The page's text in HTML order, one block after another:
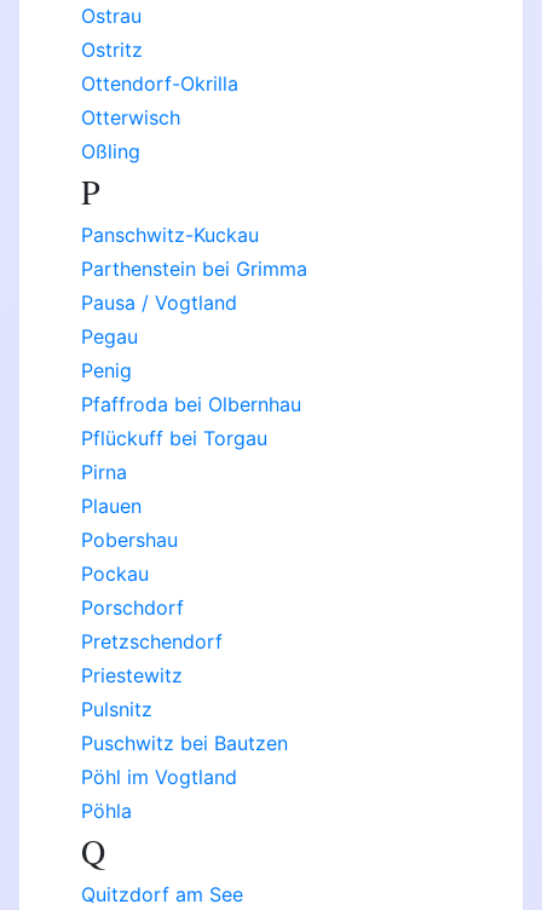
Ostrau
Ostritz
Ottendorf-Okrilla
Otterwisch
Oßling
P
Panschwitz-Kuckau
Parthenstein bei Grimma
Pausa / Vogtland
Pegau
Penig
Pfaffroda bei Olbernhau
Pflückuff bei Torgau
Pirna
Plauen
Pobershau
Pockau
Porschdorf
Pretzschendorf
Priestewitz
Pulsnitz
Puschwitz bei Bautzen
Pöhl im Vogtland
Pöhla
Q
Quitzdorf am See